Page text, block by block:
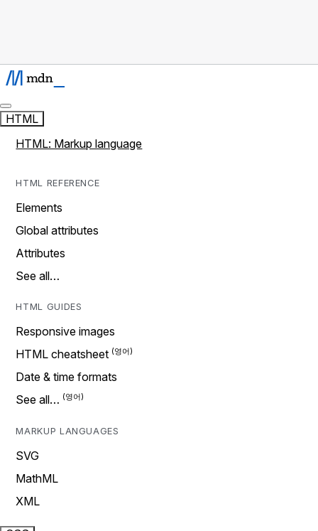
HTML
HTML: Markup language
HTML REFERENCE
Elements
Global attributes
Attributes
See all…
HTML GUIDES
Responsive images
HTML cheatsheet
Date & time formats
See all…
MARKUP LANGUAGES
SVG
MathML
XML